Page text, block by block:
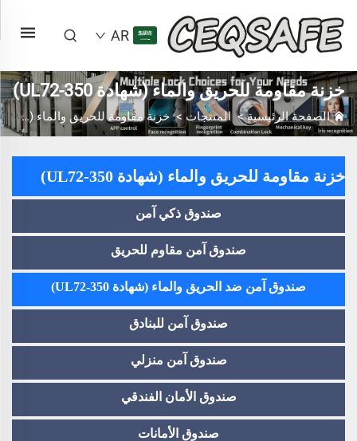
AR
خزنة مقاومة للحريق والماء (شهادة UL72-350)
الصفحة الرئيسية> المنتجات >خزنة مقاومة للحريق والماء (شهادة UL72-350)
خزنة مقاومة للحريق والماء (شهادة UL72-350)
صندوق ذكي آمن
صندوق آمن مقاوم للحريق
صندوق آمن ضد الحريق والماء (شهادة UL72-350)
صندوق آمن للبنادق
صندوق آمن منزلي
صندوق الأمان الفندقي
صندوق الأمانات